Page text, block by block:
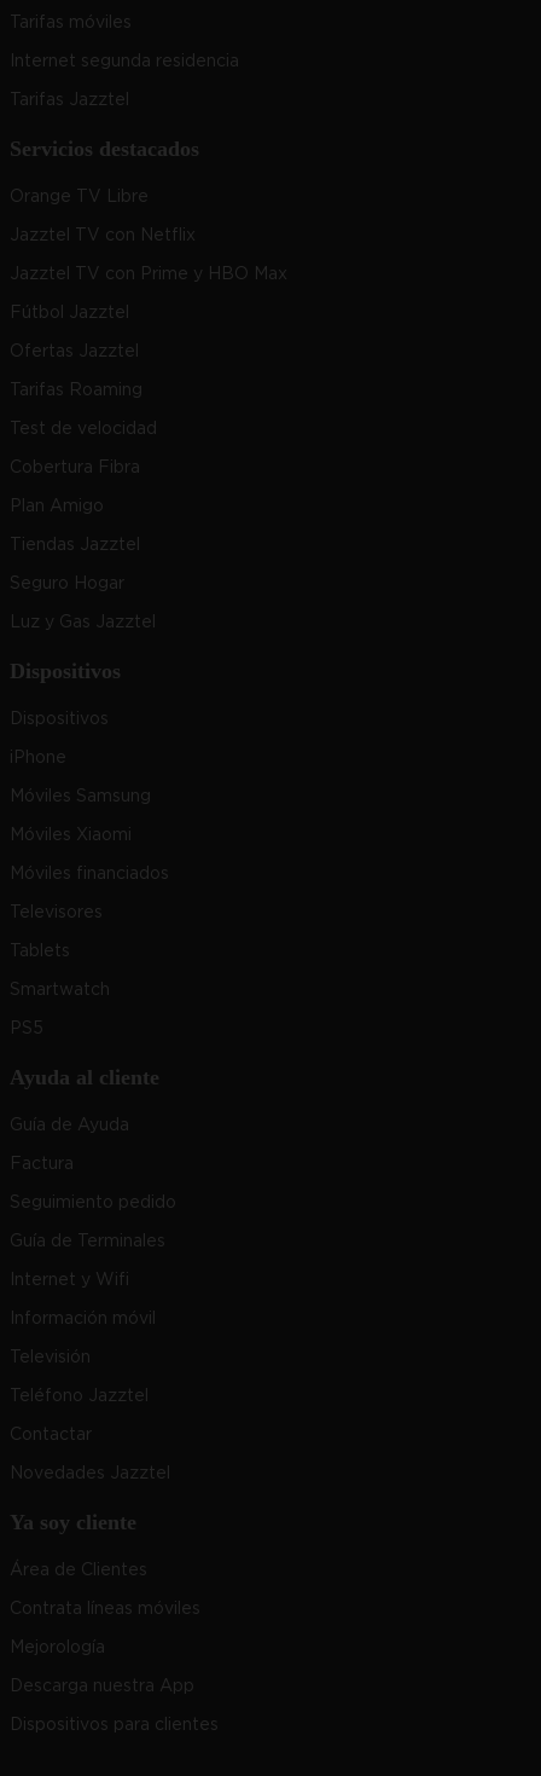
Tarifas móviles
Internet segunda residencia
Tarifas Jazztel
Servicios destacados
Orange TV Libre
Jazztel TV con Netflix
Jazztel TV con Prime y HBO Max
Fútbol Jazztel
Ofertas Jazztel
Tarifas Roaming
Test de velocidad
Cobertura Fibra
Plan Amigo
Tiendas Jazztel
Seguro Hogar
Luz y Gas Jazztel
Dispositivos
Dispositivos
iPhone
Móviles Samsung
Móviles Xiaomi
Móviles financiados
Televisores
Tablets
Smartwatch
PS5
Ayuda al cliente
Guía de Ayuda
Factura
Seguimiento pedido
Guía de Terminales
Internet y Wifi
Información móvil
Televisión
Teléfono Jazztel
Contactar
Novedades Jazztel
Ya soy cliente
Área de Clientes
Contrata líneas móviles
Mejorología
Descarga nuestra App
Dispositivos para clientes